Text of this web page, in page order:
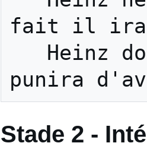
fait il ira
Stade 2 -